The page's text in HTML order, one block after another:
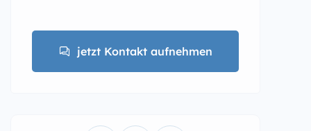
jetzt Kontakt aufnehmen